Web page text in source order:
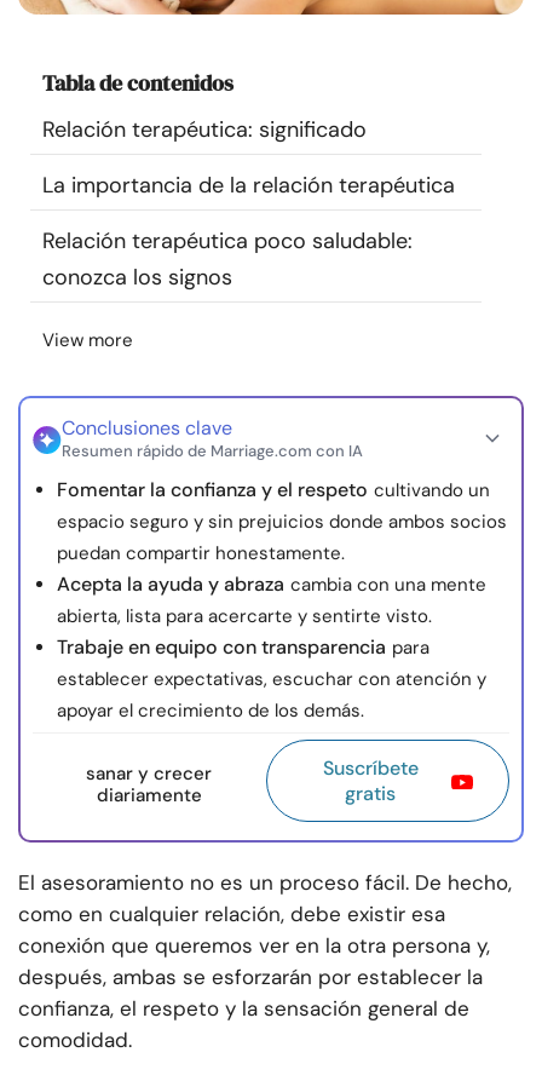
Cursos
Recursos
Comunidad
Idioma
nosotros
© Copyright 2026. Todos los derechos reservados.
Tabla de contenidos
Relación terapéutica: significado
La importancia de la relación terapéutica
Relación terapéutica poco saludable:
conozca los signos
View more
Conclusiones clave
Resumen rápido de Marriage.com con IA
Fomentar la confianza y el respeto cultivando un
espacio seguro y sin prejuicios donde ambos socios
puedan compartir honestamente.
Acepta la ayuda y abraza cambia con una mente
abierta, lista para acercarte y sentirte visto.
Trabaje en equipo con transparencia para
establecer expectativas, escuchar con atención y
apoyar el crecimiento de los demás.
sanar y crecer
diariamente
Suscríbete
gratis
El asesoramiento no es un proceso fácil. De hecho,
como en cualquier relación, debe existir esa
conexión que queremos ver en la otra persona y,
después, ambas se esforzarán por establecer la
confianza, el respeto y la sensación general de
comodidad.